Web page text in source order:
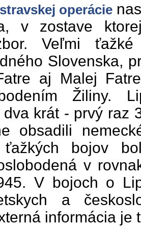
operácie
v zostave
Veľmi
Slovenska,
aj Malej
Žiliny.
krát - prvý raz
obsadili
ťažkých bojov
v
V bojoch o
a
informácia je